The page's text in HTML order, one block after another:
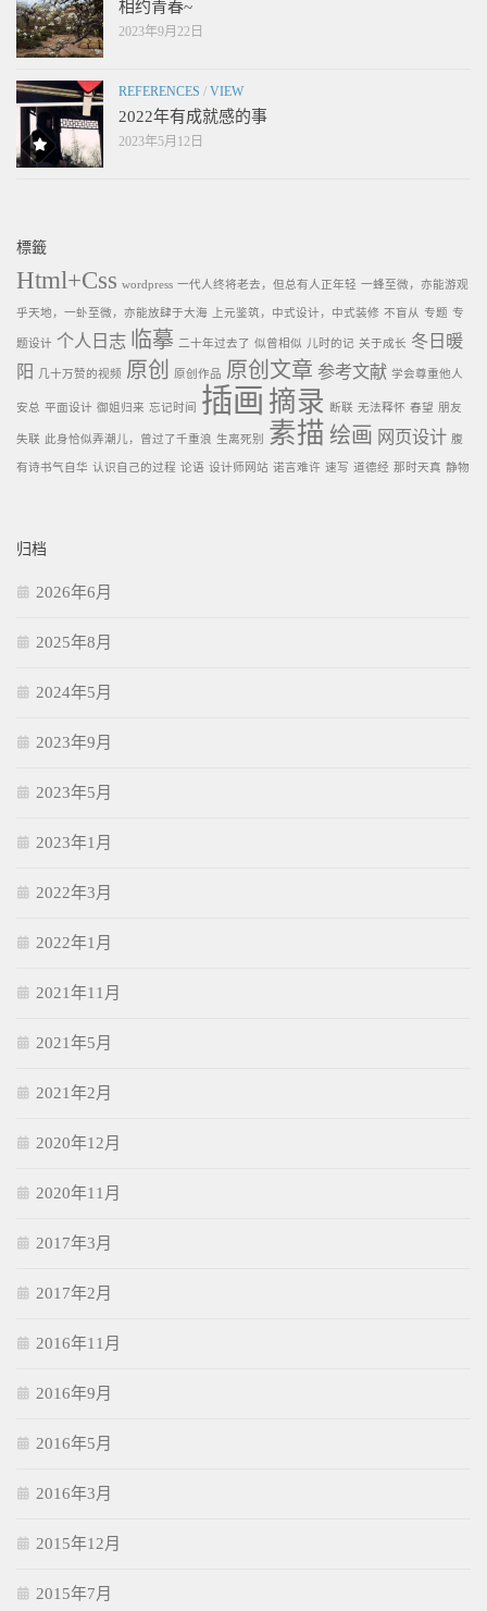
相约青春~
2023年9月22日
REFERENCES / VIEW
2022年有成就感的事
2023年5月12日
標籤
Html+Css wordpress 一代人终将老去，但总有人正年轻 一蜂至微，亦能游观
乎天地，一虲至微，亦能放肆于大海 上元鉴筑，中式设计，中式装修 不盲从 专题 专
题设计 个人日志 临摹 二十年过去了 似曾相似 儿时的记 关于成长 冬日暖
阳
几十万赞的视频 原创 原创作品 原创文章 参考文献 学会尊重他人
安总 平面设计 御姐归来 忘记时间 插画 摘录 断联 无法释怀 春望 朋友
失联 此身恰似弄潮儿，曾过了千重浪 生离死别 素描 绘画 网页设计 腹
有诗书气自华 认识自己的过程 论语 设计师网站 诺言难许 速写 道德经 那时天真 静物
归档
2026年6月
2025年8月
2024年5月
2023年9月
2023年5月
2023年1月
2022年3月
2022年1月
2021年11月
2021年5月
2021年2月
2020年12月
2020年11月
2017年3月
2017年2月
2016年11月
2016年9月
2016年5月
2016年3月
2015年12月
2015年7月